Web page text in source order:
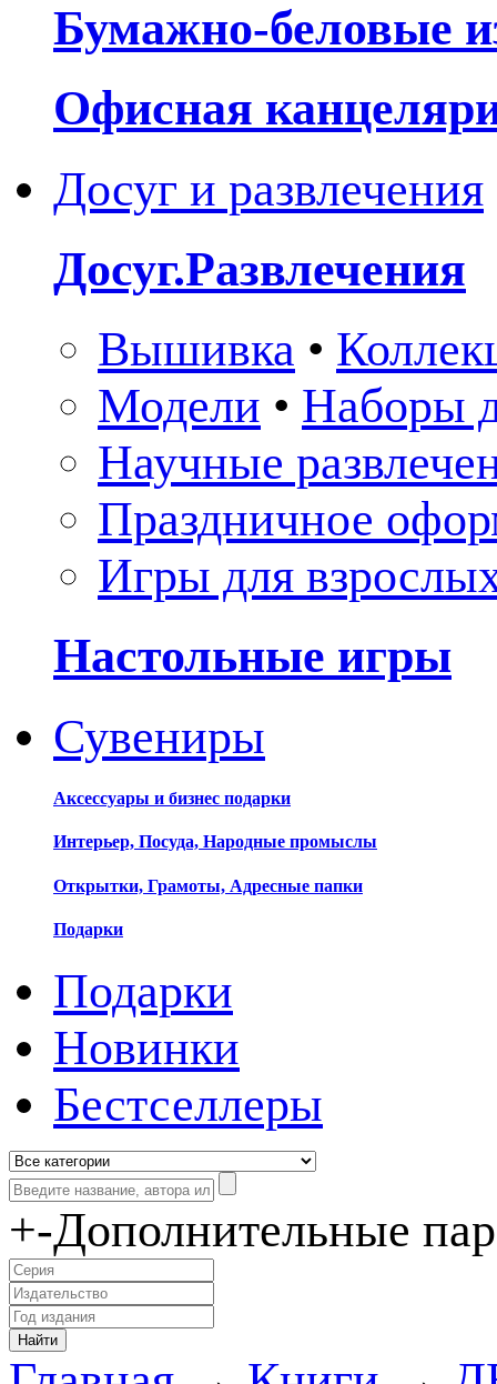
Бумажно-беловые
Офисная
Досуг и развлечения
Досуг.Развлечения
Вышивка •
Модели • Наборы
Научные
Праздничное
Игры для
Настольные игры
Сувениры
Аксессуары и бизнес подарки
Интерьер, Посуда, Народные промыслы
Открытки, Грамоты, Адресные папки
Подарки
Подарки
Новинки
Бестселлеры
+-Дополнительные